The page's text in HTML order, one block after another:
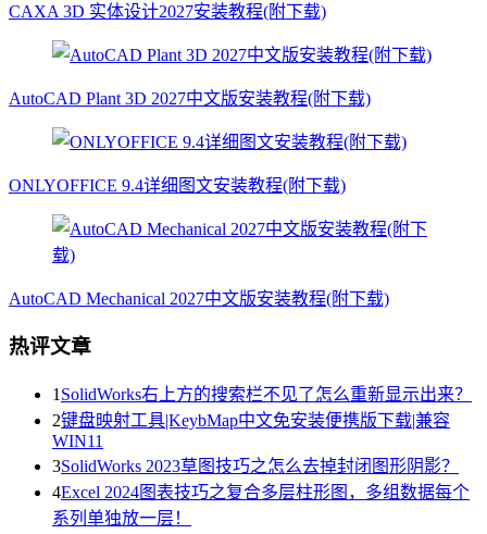
CAXA 3D 实体设计2027安装教程(附下载)
AutoCAD Plant 3D 2027中文版安装教程(附下载)
ONLYOFFICE 9.4详细图文安装教程(附下载)
AutoCAD Mechanical 2027中文版安装教程(附下载)
热评文章
1 SolidWorks右上方的搜索栏不见了怎么重新显示出来？
2键盘映射工具|KeybMap中文免安装便携版下载|兼容
WIN11
3SolidWorks 2023草图技巧之怎么去掉封闭图形阴影？
4Excel 2024图表技巧之复合多层柱形图，多组数据每个
系列单独放一层！